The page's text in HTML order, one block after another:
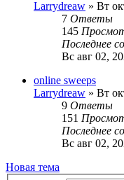
Larrydreaw » Вт
7 Ответы
145
Последнее
Вс авг 02,
online sweeps
Larrydreaw » Вт
9 Ответы
151
Последнее
Вс авг 02,
Новая тема